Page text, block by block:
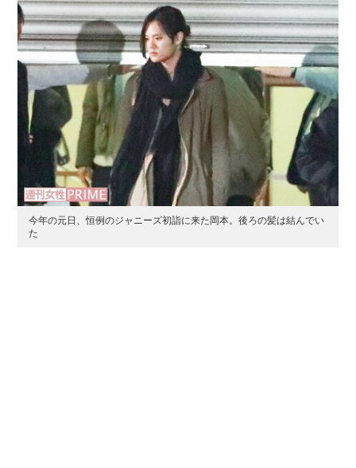
今年の元日、恒例のジャニーズ初詣に来た岡本。後ろの髪は結んでい
た